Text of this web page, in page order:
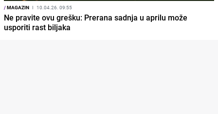
/MAGAZIN I 10.04.26. 09:55
Ne pravite ovu grešku: Prerana sadnja u aprilu može
usporiti rast biljaka